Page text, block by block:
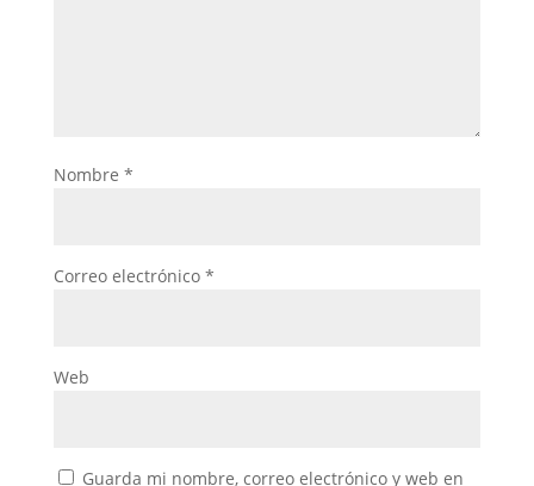
Nombre *
Correo electrónico *
Web
Guarda mi nombre, correo electrónico y web en